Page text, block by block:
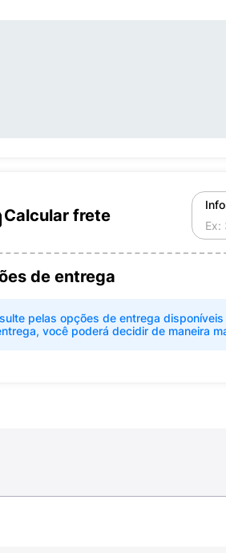
Calcular frete
de entrega
pelas opções de entrega
você poderá decidir de maneira